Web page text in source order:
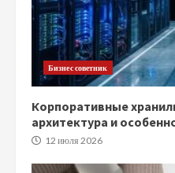
Бизнес советник
Корпоративные
архитектура и
12 июля 2026